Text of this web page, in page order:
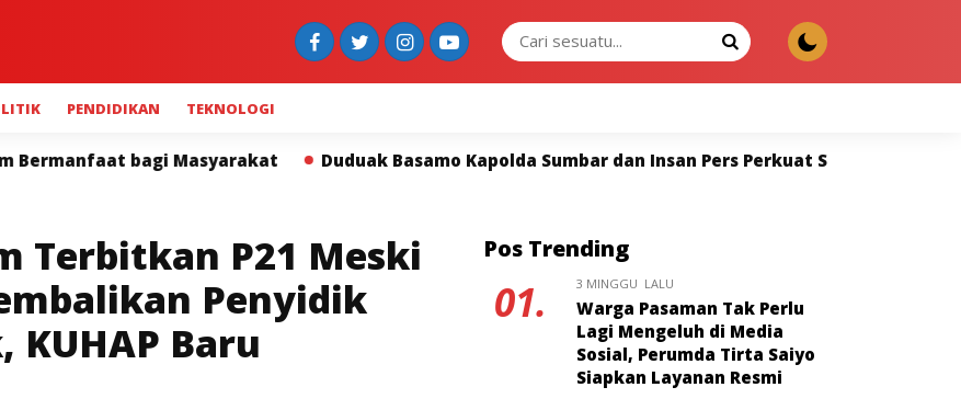
PENDIDIKAN TEKNOLOGI
Duduak Basamo Kapolda Sumbar dan Insan Pers Perkuat Sinergi untuk Keterbukaan Informasi
Terbitkan P21 Meski
Penyidik
KUHAP Baru
Pos Trending
01. 3 MINGGU LALU
Warga Pasaman Tak Perlu
Lagi Mengeluh di Media
Sosial, Perumda Tirta Saiyo
Siapkan Layanan Resmi